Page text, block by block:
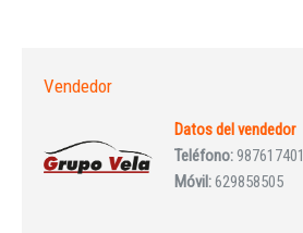
Vendedor
Datos del vendedor
Teléfono:987617401
Móvil:629858505